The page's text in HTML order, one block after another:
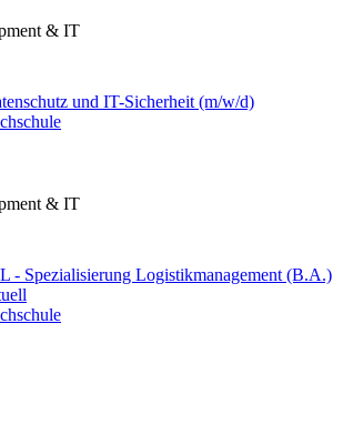
& IT
und IT-Sicherheit (m/w/d)
& IT
- Spezialisierung Logistikmanagement (B.A.)